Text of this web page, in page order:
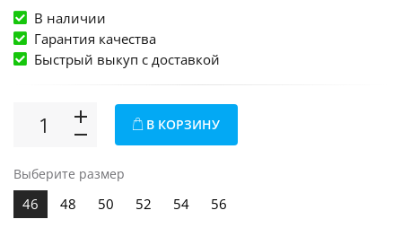
В наличии
Гарантия качества
Быстрый выкуп c доставкой
В КОРЗИНУ
Выберите размер
46 48 50 52 54 56